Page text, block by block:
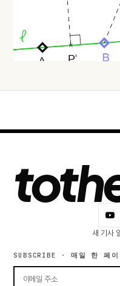
오늘 · 43 READS
새 기사
SUBSCRIBE · 매일 한 페